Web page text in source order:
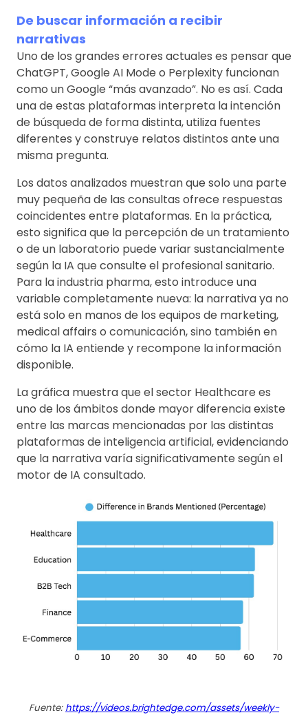
De buscar información a recibir
narrativas
Uno de los grandes errores actuales es pensar que
ChatGPT, Google AI Mode o Perplexity funcionan
como un Google “más avanzado”. No es así. Cada
una de estas plataformas interpreta la intención
de búsqueda de forma distinta, utiliza fuentes
diferentes y construye relatos distintos ante una
misma pregunta.
Los datos analizados muestran que solo una parte
muy pequeña de las consultas ofrece respuestas
coincidentes entre plataformas. En la práctica,
esto significa que la percepción de un tratamiento
o de un laboratorio puede variar sustancialmente
según la IA que consulte el profesional sanitario.
Para la industria pharma, esto introduce una
variable completamente nueva: la narrativa ya no
está solo en manos de los equipos de marketing,
medical affairs o comunicación, sino también en
cómo la IA entiende y recompone la información
disponible.
La gráfica muestra que el sector Healthcare es
uno de los ámbitos donde mayor diferencia existe
entre las marcas mencionadas por las distintas
plataformas de inteligencia artificial, evidenciando
que la narrativa varía significativamente según el
motor de IA consultado.
Fuente: https://videos.brightedge.com/assets/weekly-